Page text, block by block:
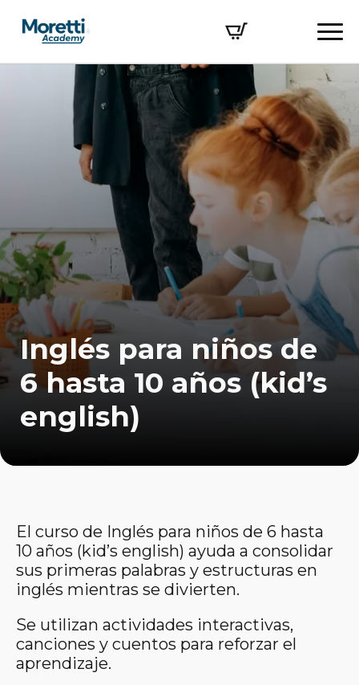
Inglés para niños de
6 hasta 10 años (kid’s
english)
El curso de Inglés para niños de 6 hasta
10 años (kid’s english) ayuda a consolidar
sus primeras palabras y estructuras en
inglés mientras se divierten.
Se utilizan actividades interactivas,
canciones y cuentos para reforzar el
aprendizaje.